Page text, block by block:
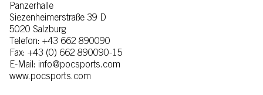
Panzerhalle
Siezenheimerstraße 39 D
5020 Salzburg
Telefon: +43 662 890090
Fax: +43 (0) 662 890090-15
E-Mail: info@pocsports.com
www.pocsports.com